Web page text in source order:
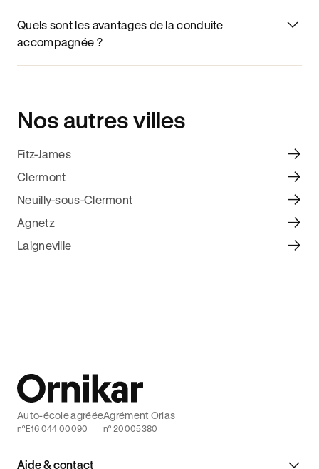
Quels sont les avantages de la conduite
accompagnée ?
Nos autres villes
Fitz-James
Clermont
Neuilly-sous-Clermont
Agnetz
Laigneville
Aide & contact
Auto-école agréée
n°E16 044 00090
Agrément Orias
n° 20005380